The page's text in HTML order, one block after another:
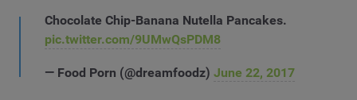
Chocolate Chip-Banana Nutella Pancakes.
pic.twitter.com/9UMwQsPDM8
— Food Porn (@dreamfoodz) June 22, 2017